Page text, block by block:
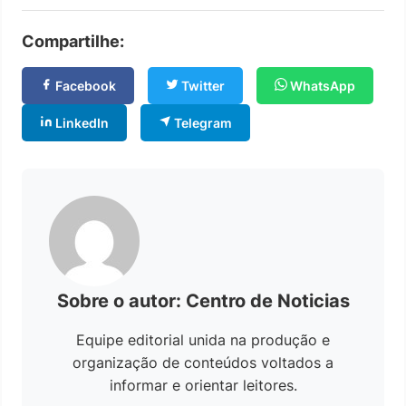
Compartilhe:
Facebook Twitter WhatsApp
LinkedIn Telegram
Sobre o autor: Centro de Noticias
Equipe editorial unida na produção e
organização de conteúdos voltados a
informar e orientar leitores.